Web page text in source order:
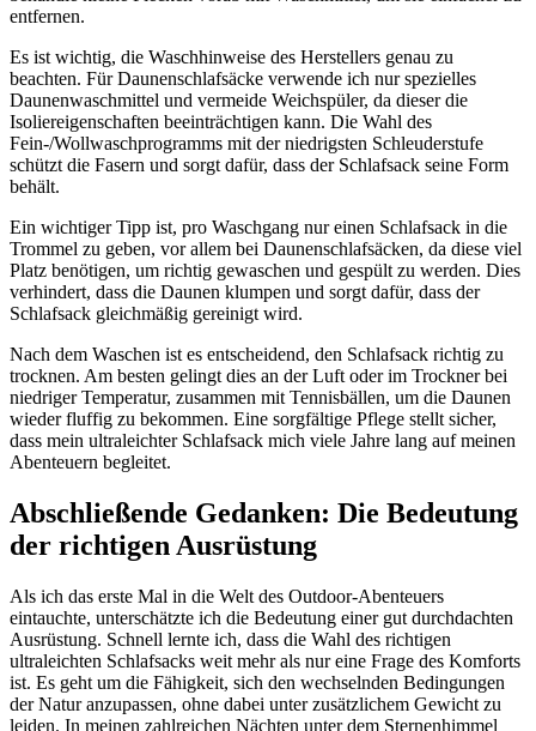
entfernen.
Es ist wichtig, die Waschhinweise des Herstellers genau zu
beachten. Für Daunenschlafsäcke verwende ich nur spezielles
Daunenwaschmittel und vermeide Weichspüler, da dieser die
Isoliereigenschaften beeinträchtigen kann. Die Wahl des
Fein-/Wollwaschprogramms mit der niedrigsten Schleuderstufe
schützt die Fasern und sorgt dafür, dass der Schlafsack seine Form
behält.
Ein wichtiger Tipp ist, pro Waschgang nur einen Schlafsack in die
Trommel zu geben, vor allem bei Daunenschlafsäcken, da diese viel
Platz benötigen, um richtig gewaschen und gespült zu werden. Dies
verhindert, dass die Daunen klumpen und sorgt dafür, dass der
Schlafsack gleichmäßig gereinigt wird.
Nach dem Waschen ist es entscheidend, den Schlafsack richtig zu
trocknen. Am besten gelingt dies an der Luft oder im Trockner bei
niedriger Temperatur, zusammen mit Tennisbällen, um die Daunen
wieder fluffig zu bekommen. Eine sorgfältige Pflege stellt sicher,
dass mein ultraleichter Schlafsack mich viele Jahre lang auf meinen
Abenteuern begleitet.
Abschließende Gedanken: Die Bedeutung
der richtigen Ausrüstung
Als ich das erste Mal in die Welt des Outdoor-Abenteuers
eintauchte, unterschätzte ich die Bedeutung einer gut durchdachten
Ausrüstung. Schnell lernte ich, dass die Wahl des richtigen
ultraleichten Schlafsacks weit mehr als nur eine Frage des Komforts
ist. Es geht um die Fähigkeit, sich den wechselnden Bedingungen
der Natur anzupassen, ohne dabei unter zusätzlichem Gewicht zu
leiden. In meinen zahlreichen Nächten unter dem Sternenhimmel